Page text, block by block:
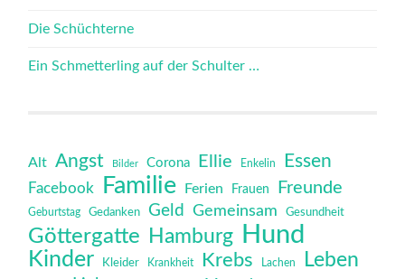
Die Schüchterne
Ein Schmetterling auf der Schulter …
Alt Angst Bilder Corona Ellie Enkelin Essen
Facebook Familie Ferien Frauen Freunde
Geburtstag Gedanken Geld Gemeinsam Gesundheit
Göttergatte Hamburg Hund
Kinder Kleider Krankheit Krebs Lachen Leben